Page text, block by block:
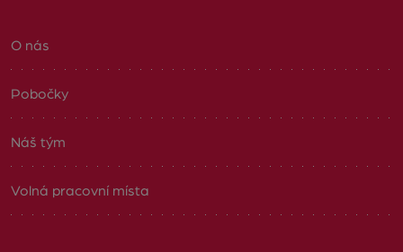
O nás
Pobočky
Náš tým
Volná pracovní místa